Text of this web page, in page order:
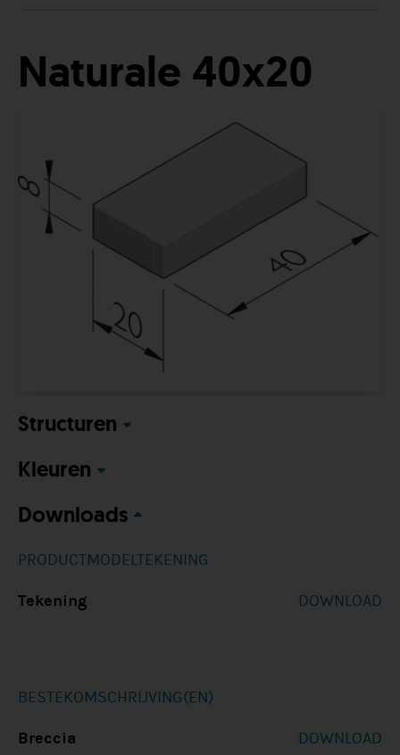
Naturale 40x20
Structuren
Kleuren
Downloads
PRODUCTMODELTEKENING
Tekening DOWNLOAD
BESTEKOMSCHRIJVING(EN)
Breccia DOWNLOAD